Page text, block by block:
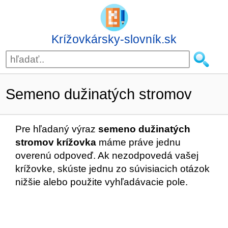
Krížovkársky-slovník.sk
Semeno dužinatých stromov
Pre hľadaný výraz semeno dužinatých
stromov krížovka máme práve jednu
overenú odpoveď. Ak nezodpovedá vašej
krížovke, skúste jednu zo súvisiacich otázok
nižšie alebo použite vyhľadávacie pole.